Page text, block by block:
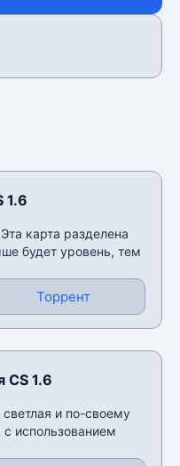
1.6
карта разделена
будет уровень, тем
Торрент
CS 1.6
и по-своему
использованием